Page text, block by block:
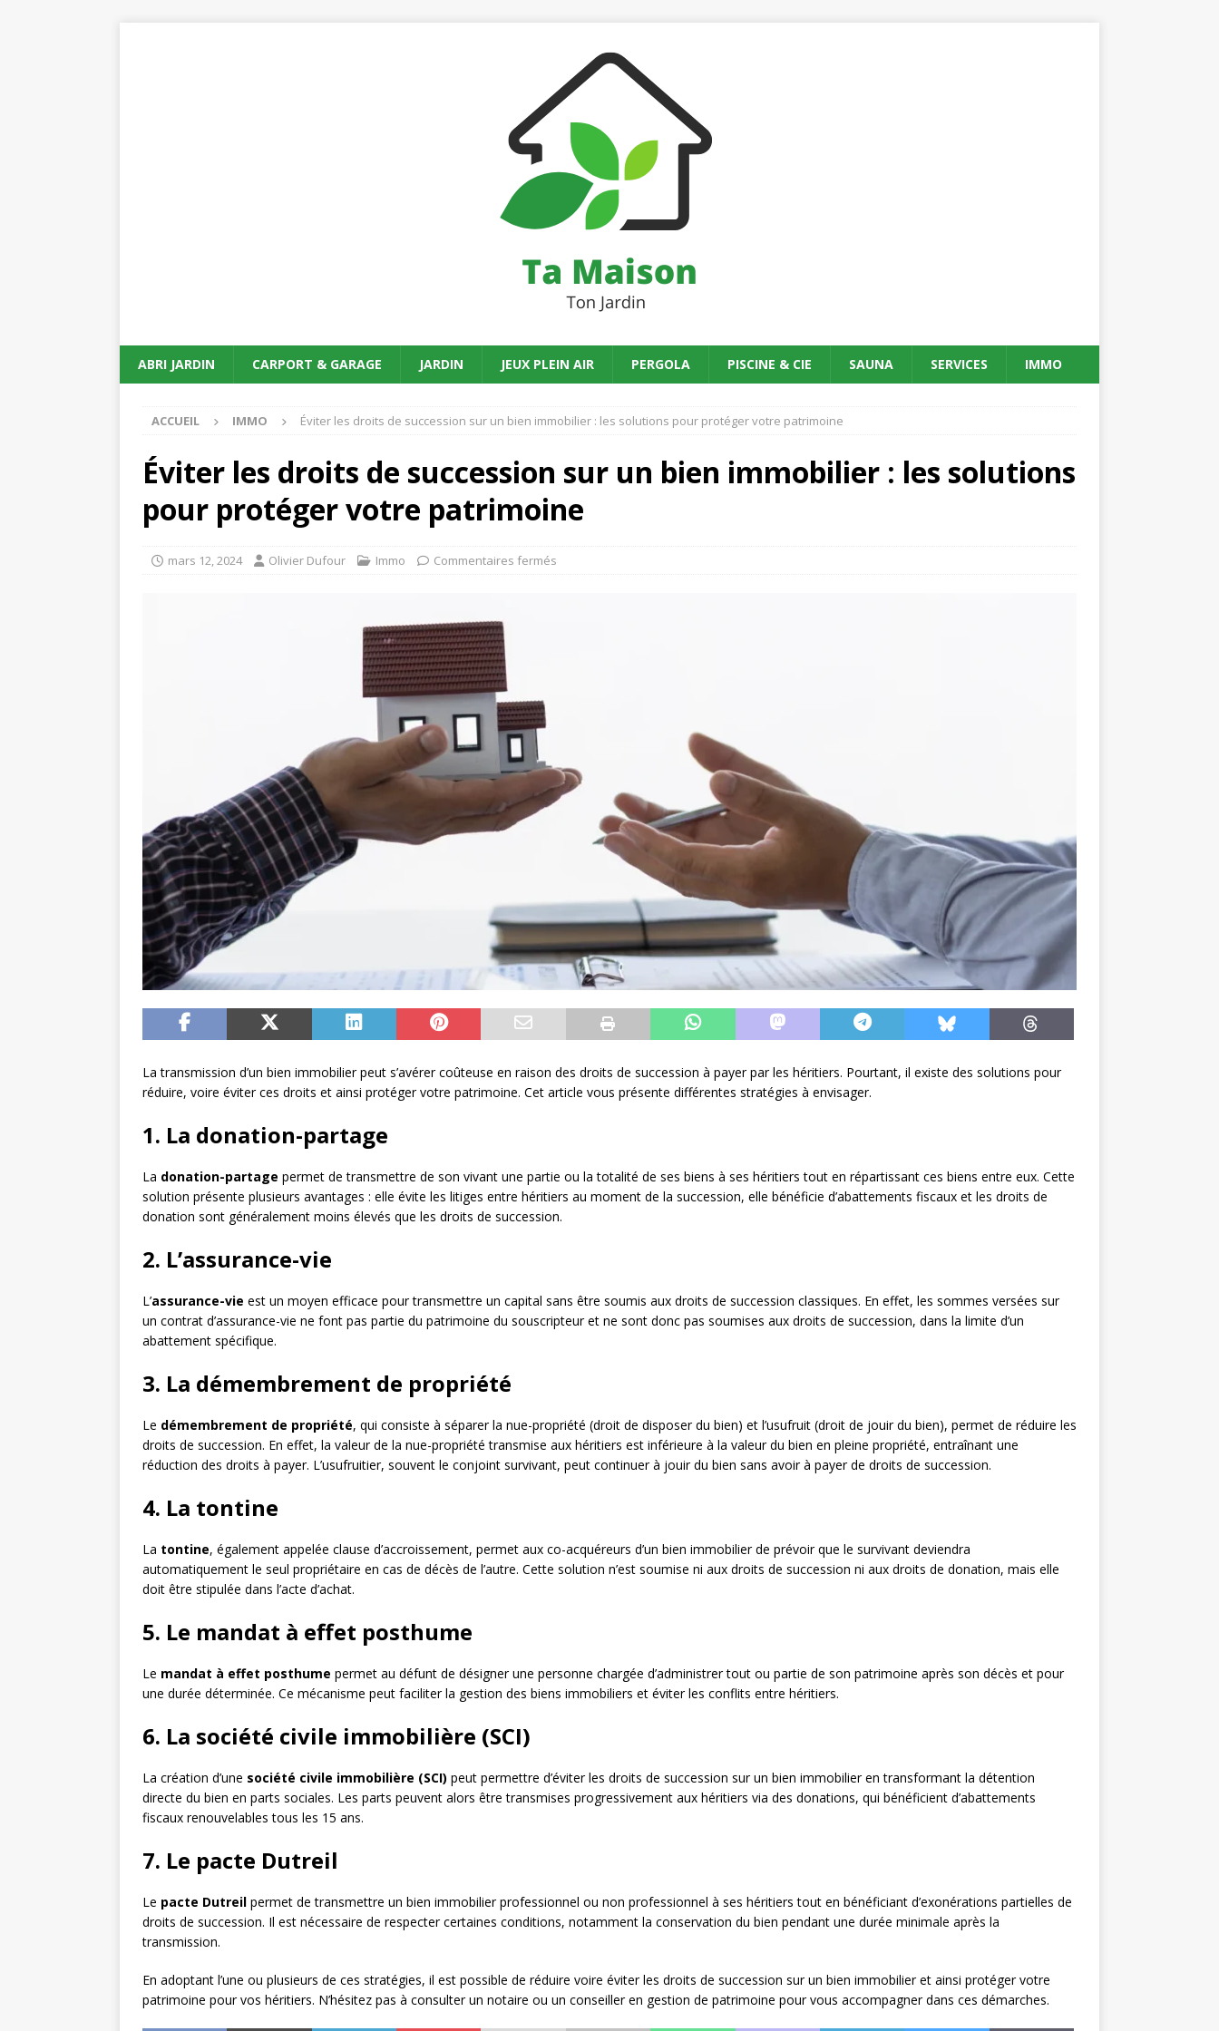
ABRI JARDIN CARPORT & GARAGE JARDIN JEUX PLEIN AIR PERGOLA PISCINE & CIE SAUNA SERVICES IMMO
ACCUEIL IMMO Éviter les droits de succession sur un bien immobilier : les solutions pour protéger votre patrimoine
Éviter les droits de succession sur un bien immobilier : les solutions
pour protéger votre patrimoine
mars 12, 2024 Olivier Dufour Immo Commentaires fermés
La transmission d’un bien immobilier peut s’avérer coûteuse en raison des droits de succession à payer par les héritiers. Pourtant, il existe des solutions pour
réduire, voire éviter ces droits et ainsi protéger votre patrimoine. Cet article vous présente différentes stratégies à envisager.
1. La donation-partage
La donation-partage permet de transmettre de son vivant une partie ou la totalité de ses biens à ses héritiers tout en répartissant ces biens entre eux. Cette
solution présente plusieurs avantages : elle évite les litiges entre héritiers au moment de la succession, elle bénéficie d’abattements fiscaux et les droits de
donation sont généralement moins élevés que les droits de succession.
2. L’assurance-vie
L’assurance-vie est un moyen efficace pour transmettre un capital sans être soumis aux droits de succession classiques. En effet, les sommes versées sur
un contrat d’assurance-vie ne font pas partie du patrimoine du souscripteur et ne sont donc pas soumises aux droits de succession, dans la limite d’un
abattement spécifique.
3. La démembrement de propriété
Le démembrement de propriété, qui consiste à séparer la nue-propriété (droit de disposer du bien) et l’usufruit (droit de jouir du bien), permet de réduire les
droits de succession. En effet, la valeur de la nue-propriété transmise aux héritiers est inférieure à la valeur du bien en pleine propriété, entraînant une
réduction des droits à payer. L’usufruitier, souvent le conjoint survivant, peut continuer à jouir du bien sans avoir à payer de droits de succession.
4. La tontine
La tontine, également appelée clause d’accroissement, permet aux co-acquéreurs d’un bien immobilier de prévoir que le survivant deviendra
automatiquement le seul propriétaire en cas de décès de l’autre. Cette solution n’est soumise ni aux droits de succession ni aux droits de donation, mais elle
doit être stipulée dans l’acte d’achat.
5. Le mandat à effet posthume
Le mandat à effet posthume permet au défunt de désigner une personne chargée d’administrer tout ou partie de son patrimoine après son décès et pour
une durée déterminée. Ce mécanisme peut faciliter la gestion des biens immobiliers et éviter les conflits entre héritiers.
6. La société civile immobilière (SCI)
La création d’une société civile immobilière (SCI) peut permettre d’éviter les droits de succession sur un bien immobilier en transformant la détention
directe du bien en parts sociales. Les parts peuvent alors être transmises progressivement aux héritiers via des donations, qui bénéficient d’abattements
fiscaux renouvelables tous les 15 ans.
7. Le pacte Dutreil
Le pacte Dutreil permet de transmettre un bien immobilier professionnel ou non professionnel à ses héritiers tout en bénéficiant d’exonérations partielles de
droits de succession. Il est nécessaire de respecter certaines conditions, notamment la conservation du bien pendant une durée minimale après la
transmission.
En adoptant l’une ou plusieurs de ces stratégies, il est possible de réduire voire éviter les droits de succession sur un bien immobilier et ainsi protéger votre
patrimoine pour vos héritiers. N’hésitez pas à consulter un notaire ou un conseiller en gestion de patrimoine pour vous accompagner dans ces démarches.